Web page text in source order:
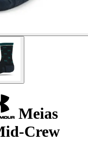
Meias
Crew